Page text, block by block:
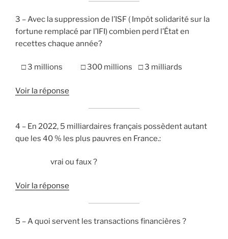
3 – Avec la suppression de l’ISF ( Impôt solidarité sur la
fortune remplacé par l’IFI) combien perd l’État en
recettes chaque année?
□ 3 millions □ 300 millions □ 3 milliards
Voir la réponse
4 – En 2022, 5 milliardaires français possèdent autant
que les 40 % les plus pauvres en France.:
vrai ou faux ?
Voir la réponse
5 – A quoi servent les transactions financières ?